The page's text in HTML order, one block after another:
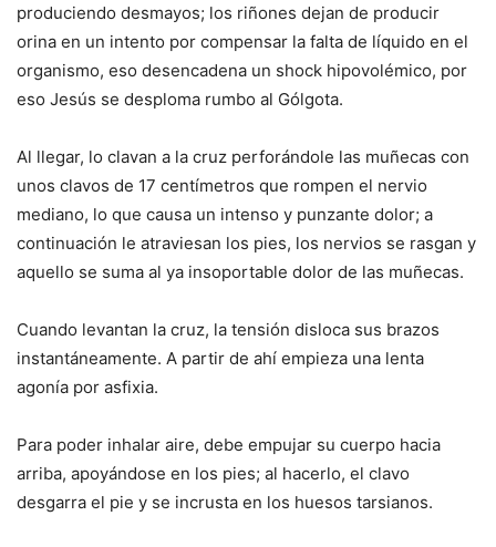
produciendo desmayos; los riñones dejan de producir
orina en un intento por compensar la falta de líquido en el
organismo, eso desencadena un shock hipovolémico, por
eso Jesús se desploma rumbo al Gólgota.
Al llegar, lo clavan a la cruz perforándole las muñecas con
unos clavos de 17 centímetros que rompen el nervio
mediano, lo que causa un intenso y punzante dolor; a
continuación le atraviesan los pies, los nervios se rasgan y
aquello se suma al ya insoportable dolor de las muñecas.
Cuando levantan la cruz, la tensión disloca sus brazos
instantáneamente. A partir de ahí empieza una lenta
agonía por asfixia.
Para poder inhalar aire, debe empujar su cuerpo hacia
arriba, apoyándose en los pies; al hacerlo, el clavo
desgarra el pie y se incrusta en los huesos tarsianos.